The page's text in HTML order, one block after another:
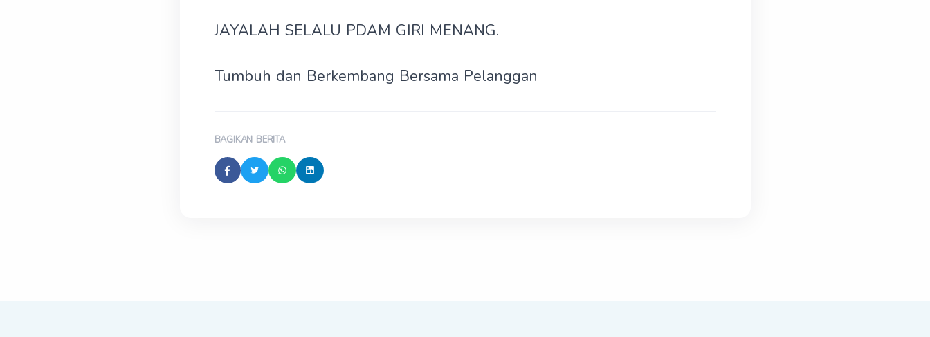
JAYALAH SELALU PDAM GIRI MENANG.
Tumbuh dan Berkembang Bersama Pelanggan
BAGIKAN BERITA